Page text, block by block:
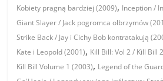
Kobiety pragną bardziej (2009), Inception /
Giant Slayer / Jack pogromca olbrzymów
Strike Back / Jay i Cichy Bob kontratakują
Kate i Leopold (2001), Kill Bill: Vol 2 / Kill Bill
Kill Bill Volume 1 (2003), Legend of the